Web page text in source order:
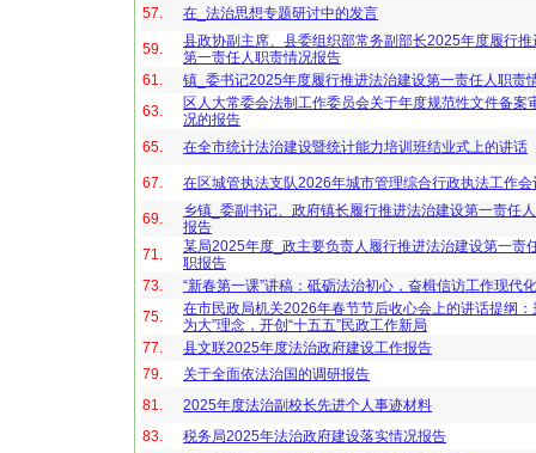
57.
在_法治思想专题研讨中的发言
59.
县政协副主席、县委组织部常务副部长2025年度履行
第一责任人职责情况报告
61.
镇_委书记2025年度履行推进法治建设第一责任人职责
63.
区人大常委会法制工作委员会关于年度规范性文件备案
况的报告
65.
在全市统计法治建设暨统计能力培训班结业式上的讲话
67. 在区城管执法支队2026年城市管理综合行政执法工作
69.
乡镇_委副书记、政府镇长履行推进法治建设第一责任
报告
71.
某局2025年度_政主要负责人履行推进法治建设第一责
职报告
73.
“新春第一课”讲稿：砥砺法治初心，奋楫信访工作现代
75.
在市民政局机关2026年春节节后收心会上的讲话提纲：
为大”理念，开创“十五五”民政工作新局
77.
县文联2025年度法治政府建设工作报告
79.
关于全面依法治国的调研报告
81.
2025年度法治副校长先进个人事迹材料
83.
税务局2025年法治政府建设落实情况报告